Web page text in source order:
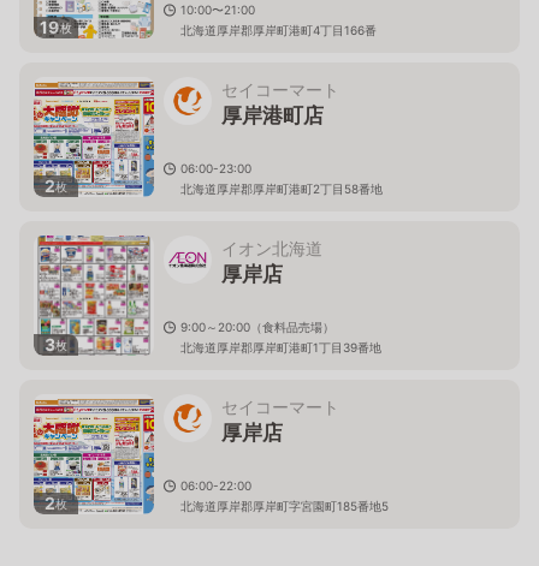
19枚
10:00〜21:00
北海道厚岸郡厚岸町港町4丁目166番
2枚
セイコーマート
厚岸港町店
06:00-23:00
北海道厚岸郡厚岸町港町2丁目58番地
3枚
イオン北海道
厚岸店
9:00～20:00（食料品売場）
北海道厚岸郡厚岸町港町1丁目39番地
2枚
セイコーマート
厚岸店
06:00-22:00
北海道厚岸郡厚岸町字宮園町185番地5